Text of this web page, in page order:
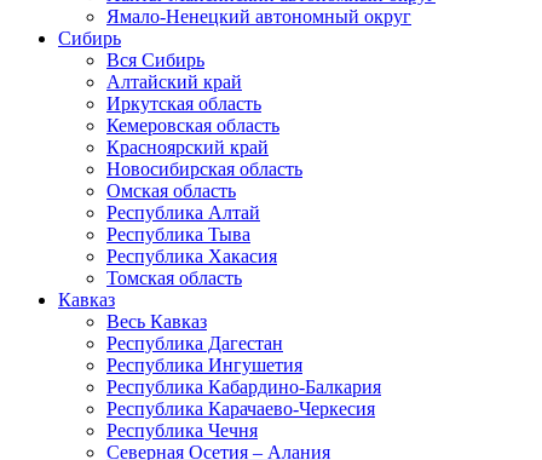
Ямало-Ненецкий автономный округ
Сибирь
Вся Сибирь
Алтайский край
Иркутская область
Кемеровская область
Красноярский край
Новосибирская область
Омская область
Республика Алтай
Республика Тыва
Республика Хакасия
Томская область
Кавказ
Весь Кавказ
Республика Дагестан
Республика Ингушетия
Республика Кабардино-Балкария
Республика Карачаево-Черкесия
Республика Чечня
Северная Осетия – Алания